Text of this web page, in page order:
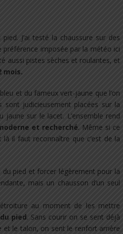
J’ai testé la chaussure sur des
imposée par la météo ici
aussi pistes sèches et roulantes, et
mois.
et du fameux vert-jaune que l’on
judicieusement placées sur la
jaune sur le lacet. L’ensemble rend
et recherché. Même si ce
il faut reconnaître que c’est de la
du pied et forcer légèrement pour la
mais un chausson d’un seul
au moment de les mettre
pied. Sans courir on se sent déjà
et le talon, on sent le renfort arrière